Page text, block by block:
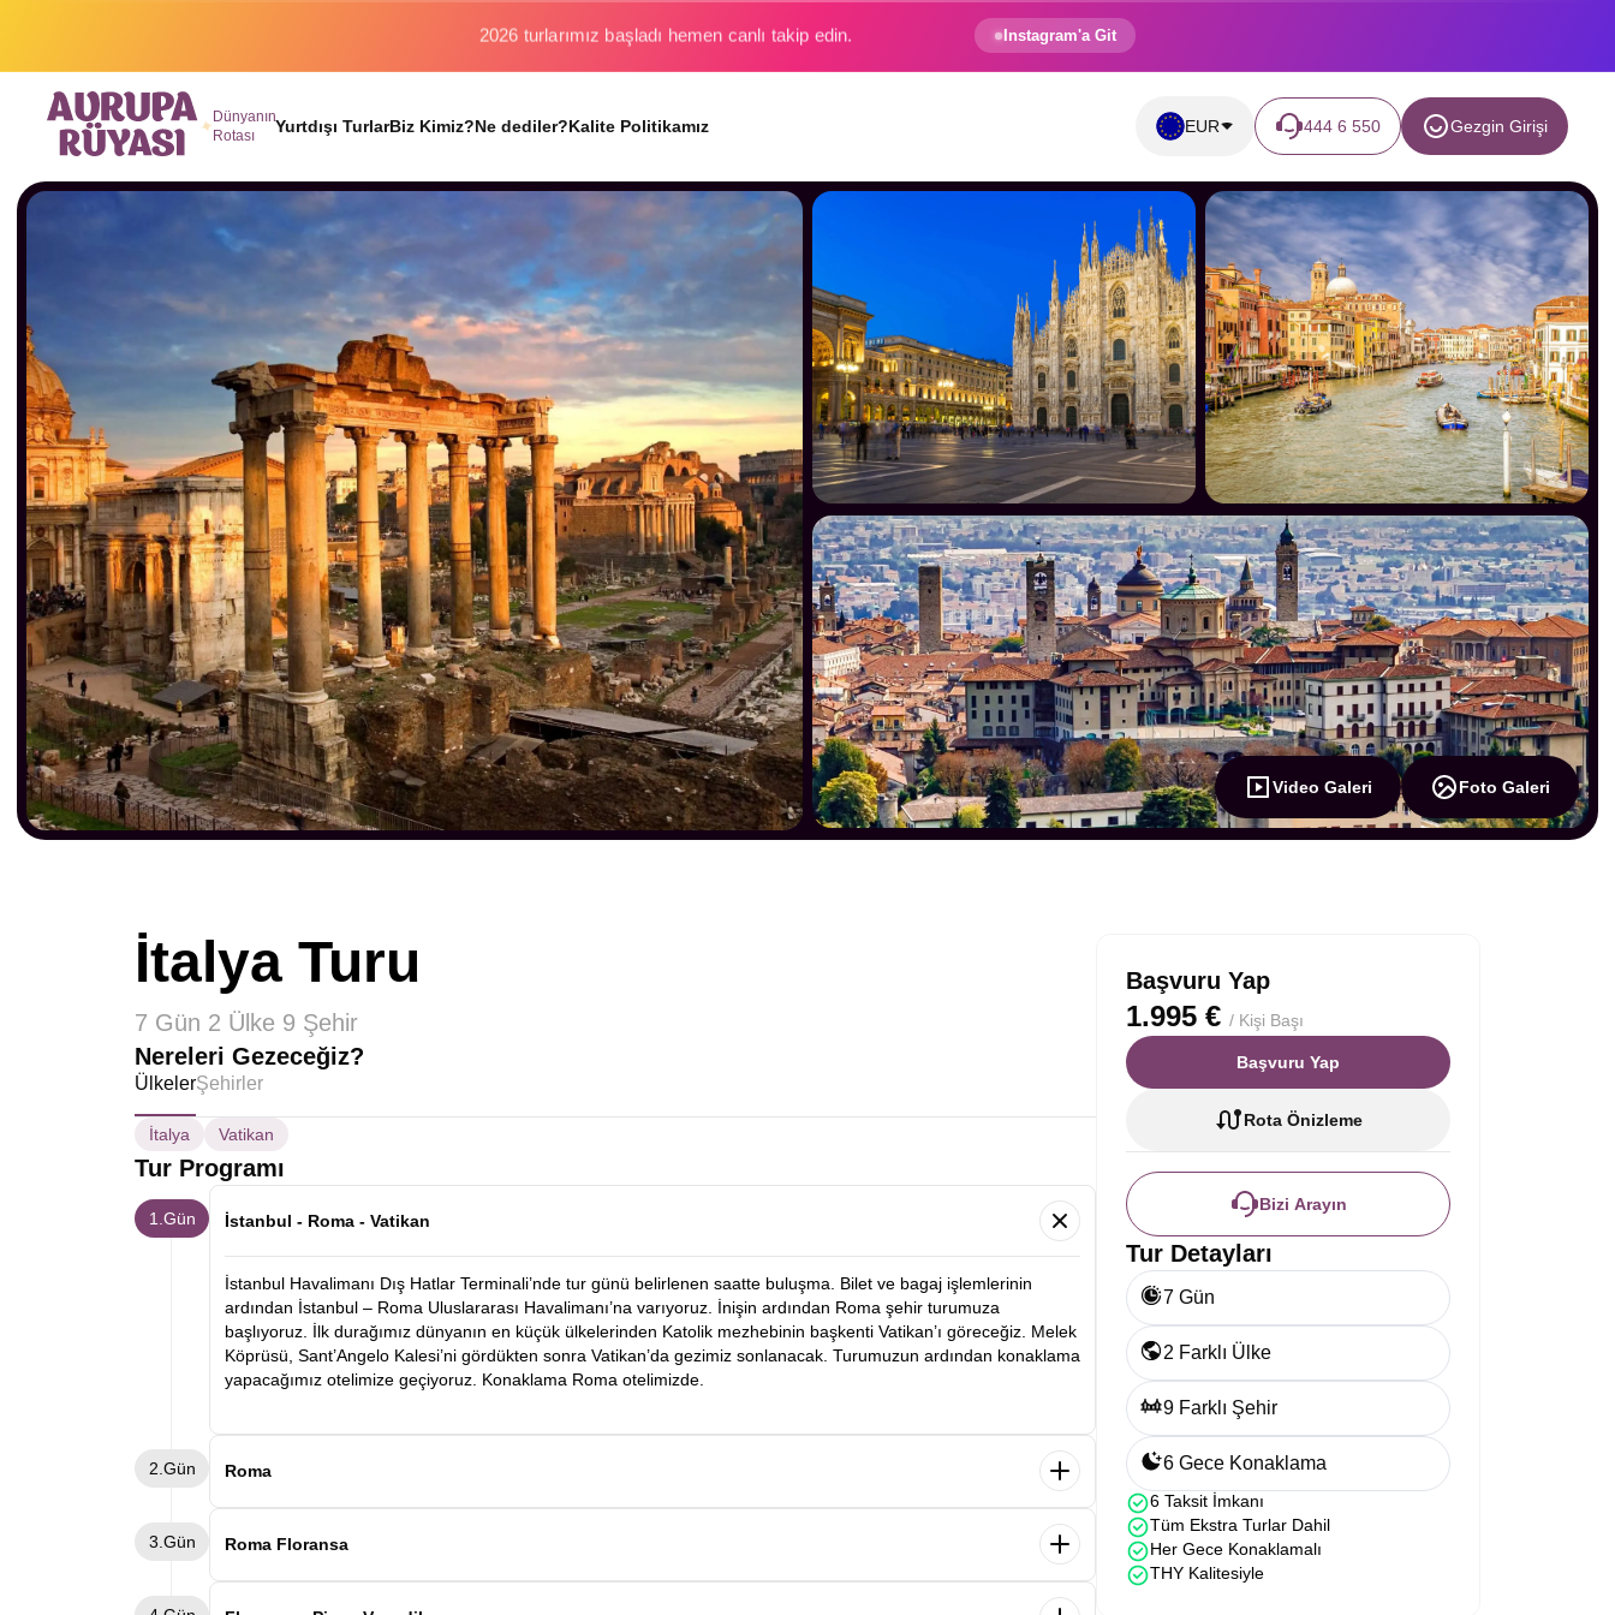
Binlerce gezginin hayali gerçek oluyor. Instagram'a Git
Dünyanın
Rotası
Yurtdışı TurlarBiz Kimiz?Ne dediler?Kalite Politikamız EUR 444 6 550 Gezgin Girişi
Video Galeri Foto Galeri
İtalya Turu
7 Gün 2 Ülke 9 Şehir
Nereleri Gezeceğiz?
ÜlkelerŞehirler
İtalya Vatikan
Tur Programı
1.Gün İstanbul - Roma - Vatikan
İstanbul Havalimanı Dış Hatlar Terminali’nde tur günü belirlenen saatte buluşma. Bilet ve bagaj işlemlerinin
ardından İstanbul – Roma Uluslararası Havalimanı’na varıyoruz. İnişin ardından Roma şehir turumuza
başlıyoruz. İlk durağımız dünyanın en küçük ülkelerinden Katolik mezhebinin başkenti Vatikan’ı göreceğiz. Melek
Köprüsü, Sant’Angelo Kalesi’ni gördükten sonra Vatikan’da gezimiz sonlanacak. Turumuzun ardından konaklama
yapacağımız otelimize geçiyoruz. Konaklama Roma otelimizde.
2.Gün Roma
Piazza Navona gibi yerleri gezeceğiz. Gezimizin ardından serbest zamanda dilediğiniz etkinlikleri yapabilirsiniz.
3.Gün Roma Floransa
Başvuru Yap
1.995 € / Kişi Başı
Başvuru Yap
Rota Önizleme
Bizi Arayın
Tur Detayları
7 Gün
2 Farklı Ülke
9 Farklı Şehir
6 Gece Konaklama
6 Taksit İmkanı
Tüm Ekstra Turlar Dahil
Her Gece Konaklamalı
THY Kalitesiyle